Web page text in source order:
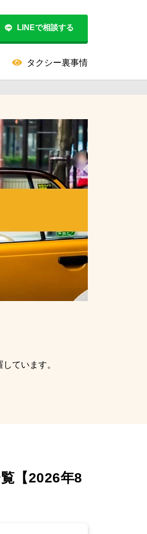
LINEで相談する
タクシー裏事情
ています。
【2026年8